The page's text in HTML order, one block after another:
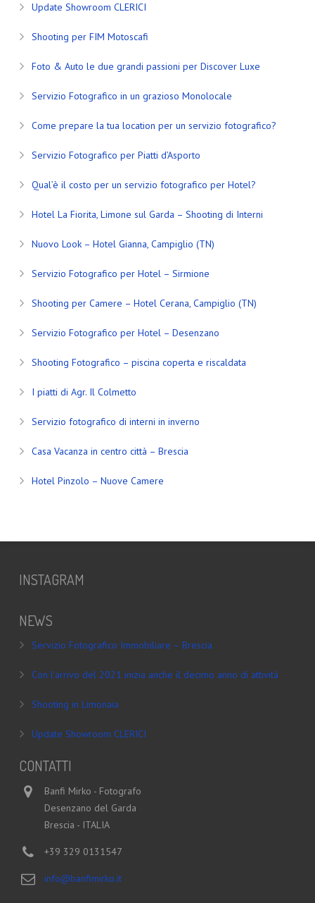
Update Showroom CLERICI
Shooting per FIM Motoscafi
Foto & Auto le due grandi passioni per Discover Luxe
Servizio Fotografico in un grazioso Monolocale
Come prepare la tua location per un servizio fotografico?
Servizio Fotografico per Piatti d’Asporto
Qual’è il costo per un servizio fotografico per Hotel?
Hotel La Fiorita, Limone sul Garda – Shooting di Interni
Nuovo Look – Hotel Gianna, Campiglio (TN)
Servizio Fotografico per Hotel – Sirmione
Shooting per Camere – Hotel Cerana, Campiglio (TN)
Servizio Fotografico per Hotel – Desenzano
Shooting Fotografico – piscina coperta e riscaldata
I piatti di Agr. Il Colmetto
Servizio fotografico di interni in inverno
Casa Vacanza in centro città – Brescia
Hotel Pinzolo – Nuove Camere
INSTAGRAM
NEWS
Servizio Fotografico Immobiliare – Brescia
Con l’arrivo del 2021 inizia anche il decimo anno di attività
Shooting in Limonaia
Update Showroom CLERICI
CONTATTI
Banfi Mirko - Fotografo
Desenzano del Garda
Brescia - ITALIA
+39 329 0131547
info@banfimirko.it